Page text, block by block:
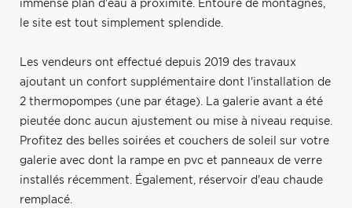
immense plan d'eau à proximité. Entouré de montagnes,
le site est tout simplement splendide.
Les vendeurs ont effectué depuis 2019 des travaux
ajoutant un confort supplémentaire dont l'installation de
2 thermopompes (une par étage). La galerie avant a été
pieutée donc aucun ajustement ou mise à niveau requise.
Profitez des belles soirées et couchers de soleil sur votre
galerie avec dont la rampe en pvc et panneaux de verre
installés récemment. Également, réservoir d'eau chaude
remplacé.